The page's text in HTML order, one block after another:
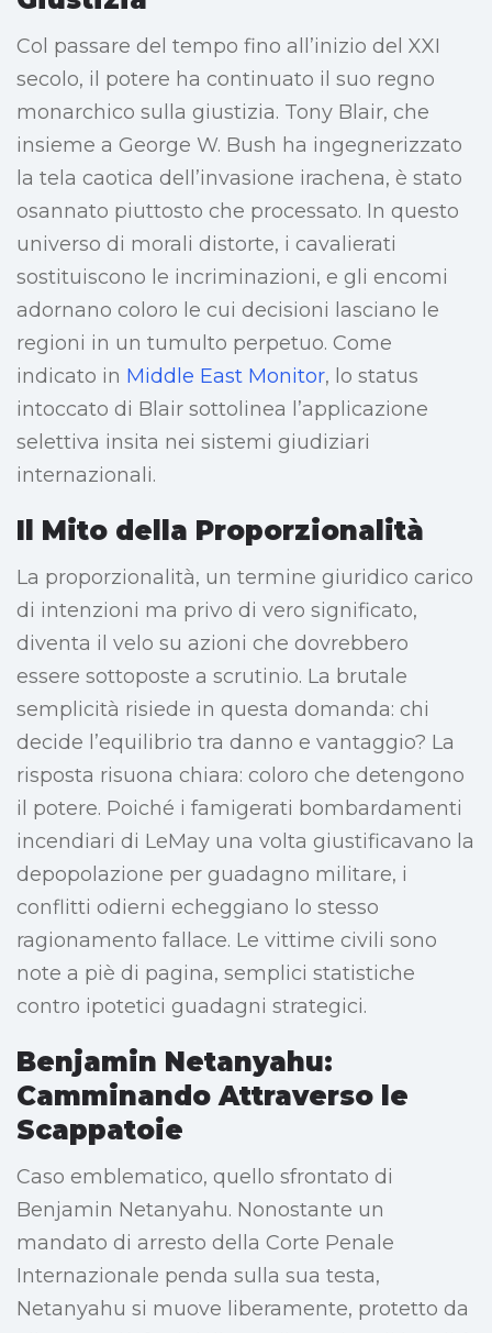
Col passare del tempo fino all’inizio del XXI
secolo, il potere ha continuato il suo regno
monarchico sulla giustizia. Tony Blair, che
insieme a George W. Bush ha ingegnerizzato
la tela caotica dell’invasione irachena, è stato
osannato piuttosto che processato. In questo
universo di morali distorte, i cavalierati
sostituiscono le incriminazioni, e gli encomi
adornano coloro le cui decisioni lasciano le
regioni in un tumulto perpetuo. Come
indicato in Middle East Monitor, lo status
intoccato di Blair sottolinea l’applicazione
selettiva insita nei sistemi giudiziari
internazionali.
Il Mito della Proporzionalità
La proporzionalità, un termine giuridico carico
di intenzioni ma privo di vero significato,
diventa il velo su azioni che dovrebbero
essere sottoposte a scrutinio. La brutale
semplicità risiede in questa domanda: chi
decide l’equilibrio tra danno e vantaggio? La
risposta risuona chiara: coloro che detengono
il potere. Poiché i famigerati bombardamenti
incendiari di LeMay una volta giustificavano la
depopolazione per guadagno militare, i
conflitti odierni echeggiano lo stesso
ragionamento fallace. Le vittime civili sono
note a piè di pagina, semplici statistiche
contro ipotetici guadagni strategici.
Benjamin Netanyahu:
Camminando Attraverso le
Scappatoie
Caso emblematico, quello sfrontato di
Benjamin Netanyahu. Nonostante un
mandato di arresto della Corte Penale
Internazionale penda sulla sua testa,
Netanyahu si muove liberamente, protetto da